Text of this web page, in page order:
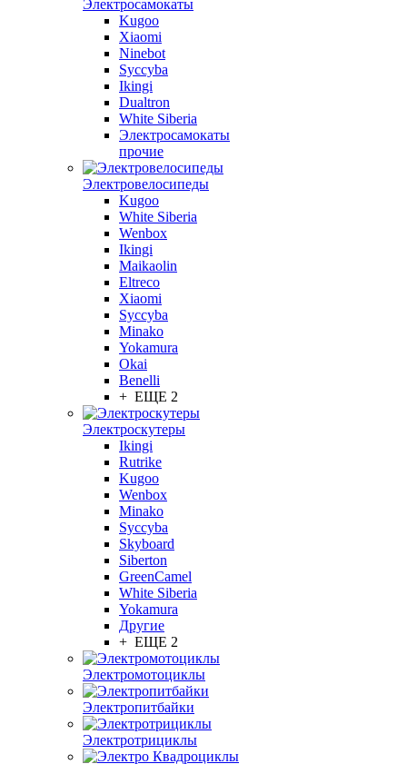
Электросамокаты
Kugoo
Xiaomi
Ninebot
Syccyba
Ikingi
Dualtron
White Siberia
Электросамокаты
прочие
Электровелосипеды
Kugoo
White Siberia
Wenbox
Ikingi
Maikaolin
Eltreco
Xiaomi
Syccyba
Minako
Yokamura
Okai
Benelli
+ ЕЩЕ 2
Электроскутеры
Ikingi
Rutrike
Kugoo
Wenbox
Minako
Syccyba
Skyboard
Siberton
GreenCamel
White Siberia
Yokamura
Другие
+ ЕЩЕ 2
Электромотоциклы
Электропитбайки
Электротрициклы